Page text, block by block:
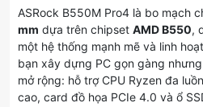
ASRock B550M Pro4 là bo mạch
mm dựa trên chipset AMD B550,
một hệ thống mạnh mẽ và linh
bạn xây dựng PC gọn gàng
mở rộng: hỗ trợ CPU Ryzen đa
cao, card đồ họa PCIe 4.0 và ổ